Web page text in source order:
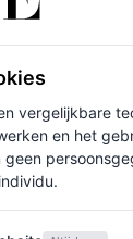
door Lily Collins
vergelijkbare
en het